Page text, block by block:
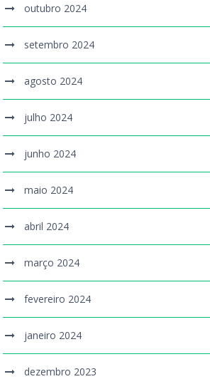
outubro 2024
setembro 2024
agosto 2024
julho 2024
junho 2024
maio 2024
abril 2024
março 2024
fevereiro 2024
janeiro 2024
dezembro 2023